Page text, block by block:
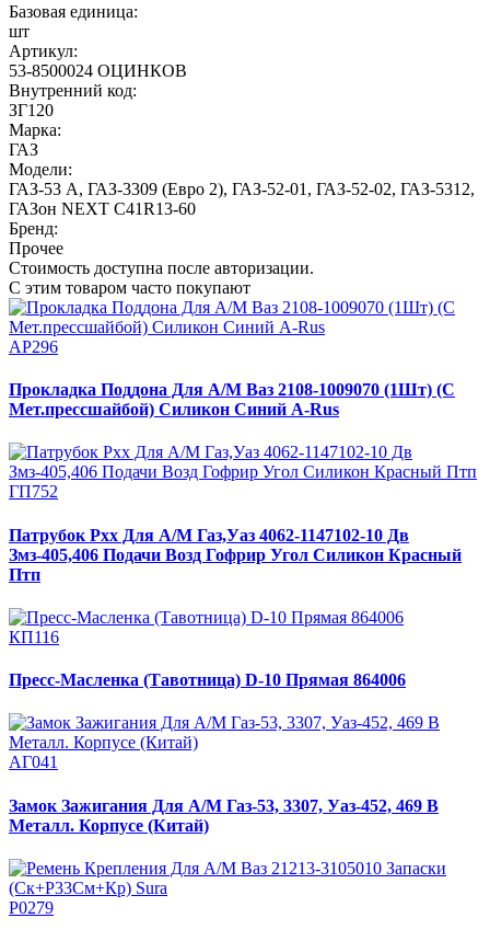
Базовая единица:
шт
Артикул:
53-8500024 ОЦИНКОВ
Внутренний код:
ЗГ120
Марка:
ГАЗ
Модели:
ГАЗ-53 А, ГАЗ-3309 (Евро 2), ГАЗ-52-01 , ГАЗ-52-02, ГАЗ-5312,
ГАЗон NEXT C41R13-60
Бренд:
Прочее
Стоимость доступна после авторизации.
С этим товаром часто покупают
АР296
Прокладка Поддона Для А/М Ваз 2108-1009070 (1Шт) (С
Мет.прессшайбой) Силикон Синий A-Rus
ГП752
Патрубок Рхх Для А/М Газ,Уаз 4062-1147102-10 Дв
Змз-405,406 Подачи Возд Гофрир Угол Силикон Красный
Птп
КП116
Пресс-Масленка (Тавотница) D-10 Прямая 864006
АГ041
Замок Зажигания Для А/М Газ-53, 3307, Уаз-452, 469 В
Металл. Корпусе (Китай)
Р0279